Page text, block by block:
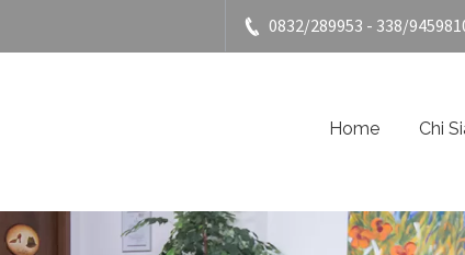
0832/289953 - 338/
Home Chi